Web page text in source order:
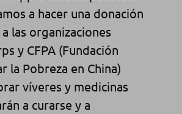
a hacer una donación
las organizaciones
y CFPA (Fundación
la Pobreza en China)
víveres y medicinas
a curarse y a